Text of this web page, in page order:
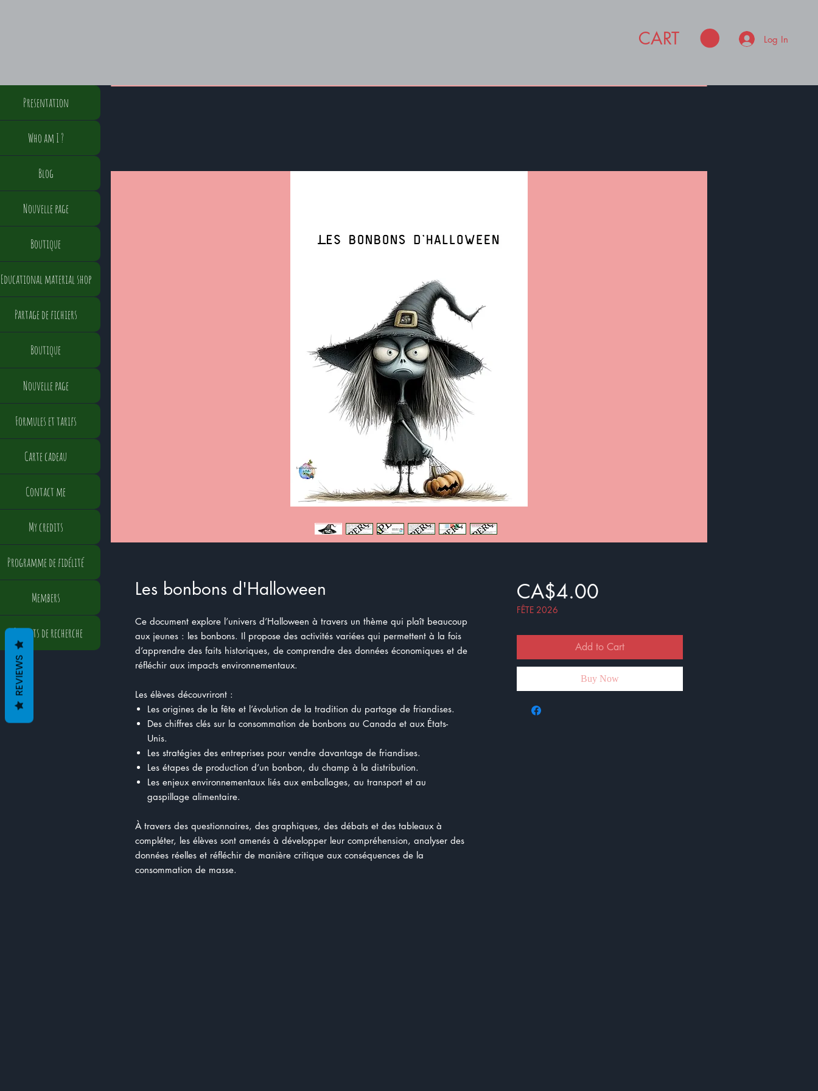
CART Log In
Les bonbons d'Halloween
Ce document explore l’univers d’Halloween à travers un thème qui plaît beaucoup
aux jeunes : les bonbons. Il propose des activités variées qui permettent à la fois
d’apprendre des faits historiques, de comprendre des données économiques et de
réfléchir aux impacts environnementaux.
Les élèves découvriront :
Les origines de la fête et l’évolution de la tradition du partage de friandises.
Des chiffres clés sur la consommation de bonbons au Canada et aux États-
Unis.
Les stratégies des entreprises pour vendre davantage de friandises.
Les étapes de production d’un bonbon, du champ à la distribution.
Les enjeux environnementaux liés aux emballages, au transport et au
gaspillage alimentaire.
À travers des questionnaires, des graphiques, des débats et des tableaux à
compléter, les élèves sont amenés à développer leur compréhension, analyser des
données réelles et réfléchir de manière critique aux conséquences de la
consommation de masse.
CA$4.00Price
FÊTE 2026
Add to Cart
Buy Now
Presentation
Who am I ?
Blog
Nouvelle page
Boutique
Educational material shop
Partage de fichiers
Boutique
Nouvelle page
Formules et tarifs
Carte cadeau
Contact me
My credits
Programme de fidélité
Members
Résultats de recherche
REVIEWS